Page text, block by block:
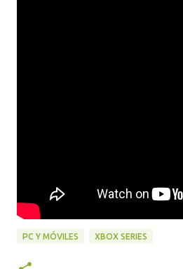
PC Y MÓVILES XBOX SERIES